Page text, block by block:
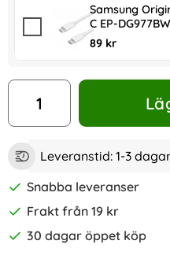
Samsung
C EP-
89 kr
antal
Leveranstid: 1-3 dagar
Snabba leveranser
Frakt från 19 kr
30 dagar öppet köp